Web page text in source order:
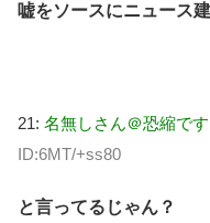
嘘をソースにニュース
21: 名無しさん＠恐縮です
ID:6MT/+ss80
と言ってるじゃん？